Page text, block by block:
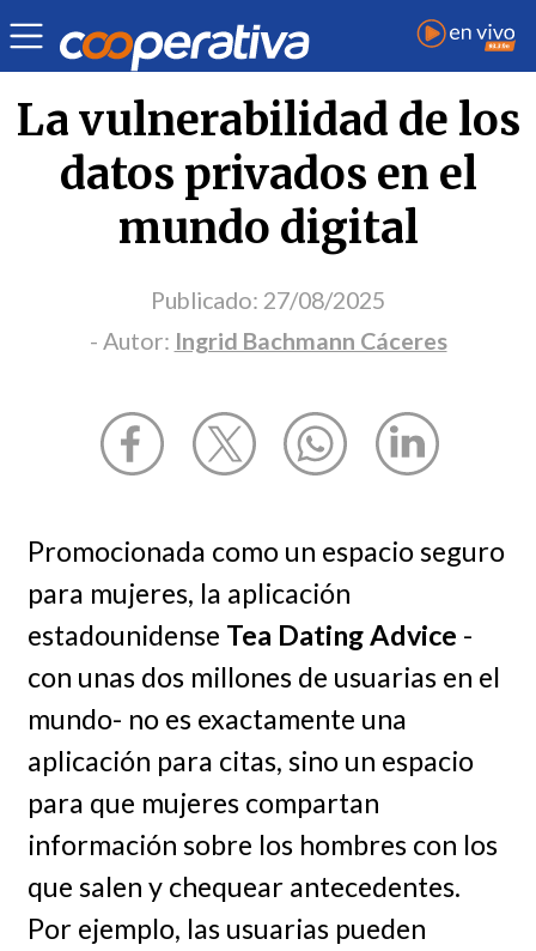
Opinión | Ciencia y tecnología | Ingrid Bachmann Cáceres
La vulnerabilidad de los
datos privados en el
mundo digital
Publicado: 27/08/2025
- Autor: Ingrid Bachmann Cáceres
Promocionada como un espacio seguro
para mujeres, la aplicación
estadounidense Tea Dating Advice -
con unas dos millones de usuarias en el
mundo- no es exactamente una
aplicación para citas, sino un espacio
para que mujeres compartan
información sobre los hombres con los
que salen y chequear antecedentes.
Por ejemplo, las usuarias pueden